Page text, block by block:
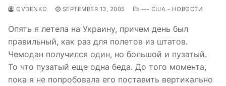
OVDENKO SEPTEMBER 13, 2005 --- США - НОВОСТИ
Опять я летела на Украину, причем день был
правильный, как раз для полетов из штатов.
Чемодан получился один, но большой и пузатый.
То что пузатый еще одна беда. До того момента,
пока я не попробовала его поставить вертикально